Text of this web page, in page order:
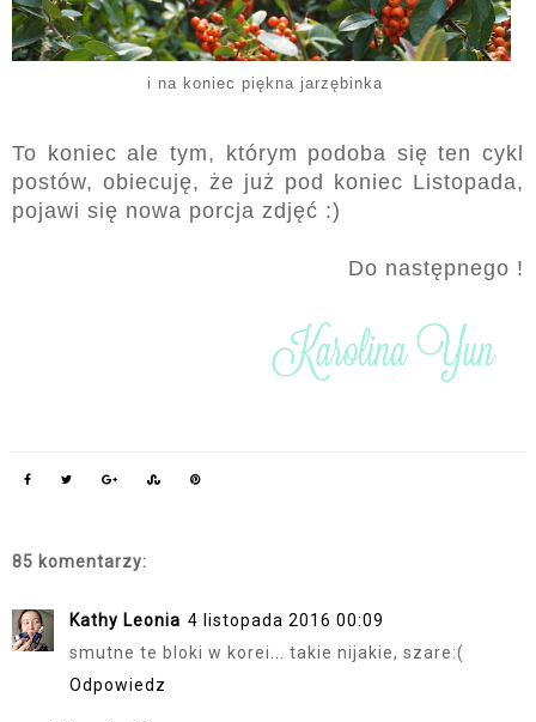
i na koniec piękna jarzębinka
To koniec ale tym, którym podoba się ten cykl
postów, obiecuję, że już pod koniec Listopada,
pojawi się nowa porcja zdjęć :)
Do następnego !
85 komentarzy:
Kathy Leonia 4 listopada 2016 00:09
smutne te bloki w korei... takie nijakie, szare:(
Odpowiedz